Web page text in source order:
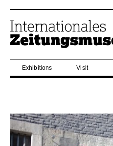
Exhibitions Visit